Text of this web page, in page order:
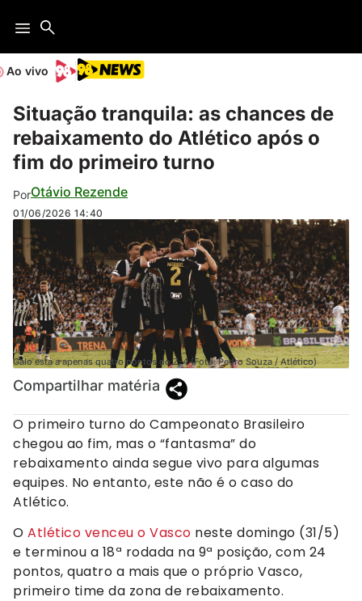
Ao vivo
Situação tranquila: as chances de
rebaixamento do Atlético após o
fim do primeiro turno
PorOtávio Rezende
01/06/2026 14:40
Galo está a apenas quatro pontos do Z-4 (Foto: Pedro Souza / Atlético)
Compartilhar matéria
O primeiro turno do Campeonato Brasileiro
chegou ao fim, mas o “fantasma” do
rebaixamento ainda segue vivo para algumas
equipes. No entanto, este não é o caso do
Atlético.
O Atlético venceu o Vasco neste domingo (31/5)
e terminou a 18ª rodada na 9ª posição, com 24
pontos, quatro a mais que o próprio Vasco,
primeiro time da zona de rebaixamento.